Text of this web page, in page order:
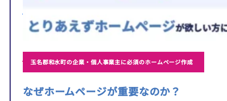
制作事例
玉名郡和水町の企業・個人事業主に必須のホームページ作成
なぜホームページが重要なのか？